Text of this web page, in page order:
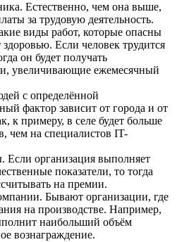
Естественно, чем она выше,
за трудовую деятельность.
виды работ, которые опасны
Если человек трудится
он будет получать
увеличивающие ежемесячный
с определённой
фактор зависит от города и от
к примеру, в селе будет больше
чем на специалистов IT-
Если организация выполняет
показатели, то тогда
на премии.
Бывают организации, где
на производстве. Например,
наибольший объём
вознаграждение.